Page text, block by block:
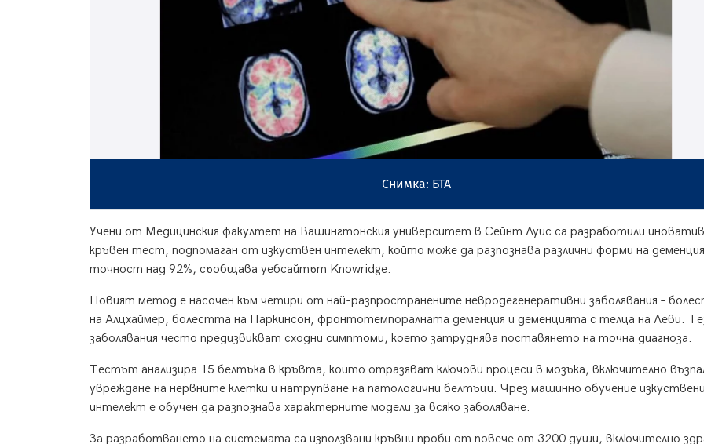
Снимка: БТА
Учени от Медицинския факултет на Вашингтонския университет в Сейнт Луис са разработили
кръвен тест, подпомаган от изкуствен интелект, който може да разпознава различни форми на
точност над 92%, съобщава уебсайтът Knowridge.
Новият метод е насочен към четири от най-разпространените невродегенеративни заболявания –
на Алцхаймер, болестта на Паркинсон, фронтотемпоралната деменция и деменцията с телца на Леви.
заболявания често предизвикват сходни симптоми, което затруднява поставянето на точна диагноза.
Тестът анализира 15 белтъка в кръвта, които отразяват ключови процеси в мозъка, включително
увреждане на нервните клетки и натрупване на патологични белтъци. Чрез машинно обучение
интелект е обучен да разпознава характерните модели за всяко заболяване.
За разработването на системата са използвани кръвни проби от повече от 3200 души, включително